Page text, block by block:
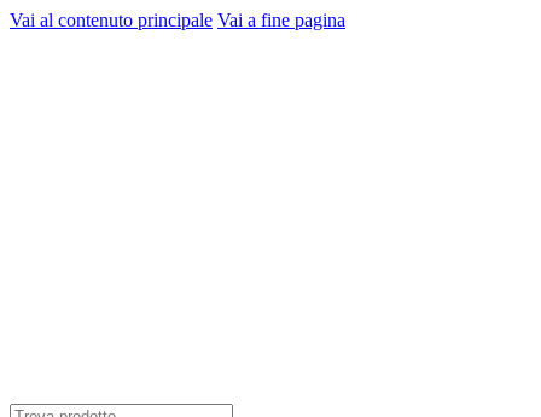
Vai al contenuto principale Vai a fine pagina